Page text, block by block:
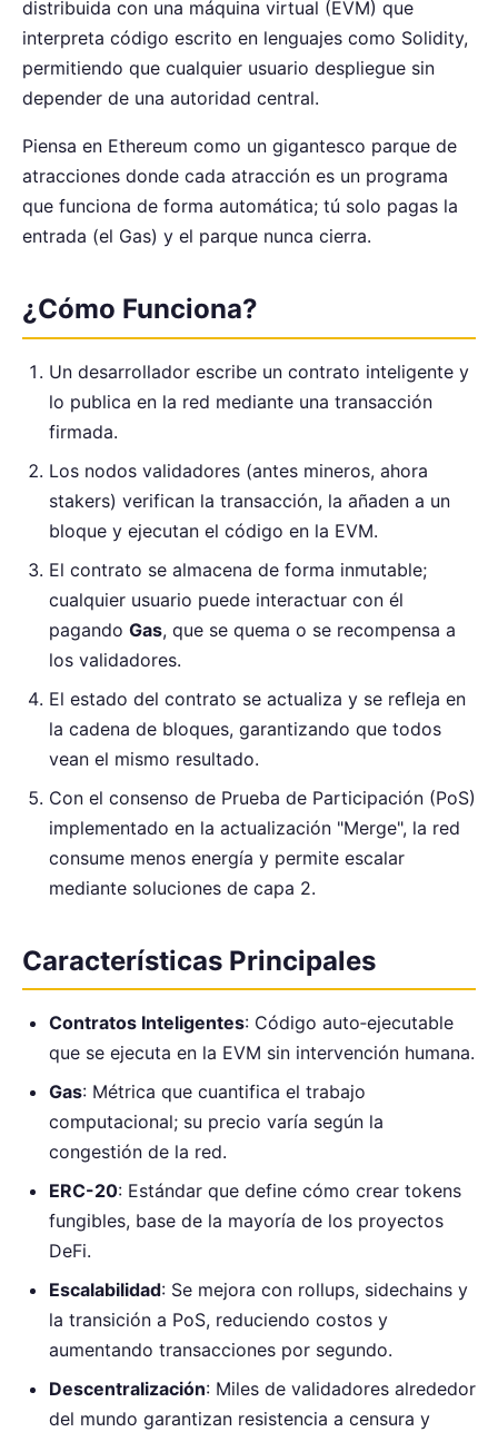
distribuida con una máquina virtual (EVM) que
interpreta código escrito en lenguajes como Solidity,
permitiendo que cualquier usuario despliegue sin
depender de una autoridad central.
Piensa en Ethereum como un gigantesco parque de
atracciones donde cada atracción es un programa
que funciona de forma automática; tú solo pagas la
entrada (el Gas) y el parque nunca cierra.
¿Cómo Funciona?
Un desarrollador escribe un contrato inteligente y
lo publica en la red mediante una transacción
firmada.
Los nodos validadores (antes mineros, ahora
stakers) verifican la transacción, la añaden a un
bloque y ejecutan el código en la EVM.
El contrato se almacena de forma inmutable;
cualquier usuario puede interactuar con él
pagando Gas, que se quema o se recompensa a
los validadores.
El estado del contrato se actualiza y se refleja en
la cadena de bloques, garantizando que todos
vean el mismo resultado.
Con el consenso de Prueba de Participación (PoS)
implementado en la actualización "Merge", la red
consume menos energía y permite escalar
mediante soluciones de capa 2.
Características Principales
Contratos Inteligentes: Código auto‑ejecutable
que se ejecuta en la EVM sin intervención humana.
Gas: Métrica que cuantifica el trabajo
computacional; su precio varía según la
congestión de la red.
ERC-20: Estándar que define cómo crear tokens
fungibles, base de la mayoría de los proyectos
DeFi.
Escalabilidad: Se mejora con rollups, sidechains y
la transición a PoS, reduciendo costos y
aumentando transacciones por segundo.
Descentralización: Miles de validadores alrededor
del mundo garantizan resistencia a censura y